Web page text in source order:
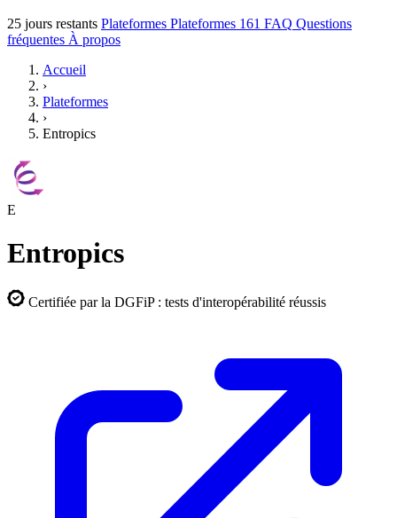
25 jours restants Plateformes Plateformes 161 FAQ Questions
fréquentes À propos
Accueil
›
Plateformes
›
Entropics
E
Entropics
Certifiée par la DGFiP : tests d'interopérabilité réussis